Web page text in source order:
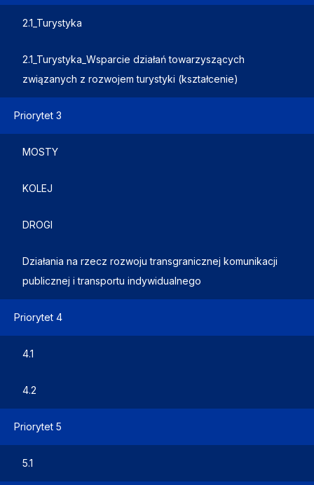
2.1_Turystyka
2.1_Turystyka_Wsparcie działań towarzyszących
związanych z rozwojem turystyki (kształcenie)
Priorytet 3
MOSTY
KOLEJ
DROGI
Działania na rzecz rozwoju transgranicznej komunikacji
publicznej i transportu indywidualnego
Priorytet 4
4.1
4.2
Priorytet 5
5.1